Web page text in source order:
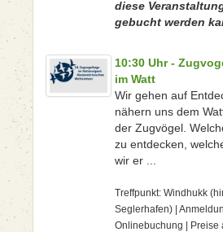
diese
gebucht werden
10:30 Uhr -
im Watt
Wir gehen auf
nähern uns dem
der Zugvögel.
zu entdecken,
wir er ...
Treffpunkt: Windhukk
Seglerhafen) |
Onlinebuchung | Preise